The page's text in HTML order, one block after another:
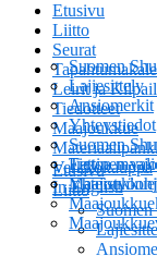
Etusivu
Liitto
Suomen
Lajiesittely
Ansiomerkit
Yhteystiedot
Suomen
Eettinen
Seurat
Leirit ja
Tiedotteet
Maajoukkue
Tietoa
Verkkokauppa
In English
Etusivu
Liitto